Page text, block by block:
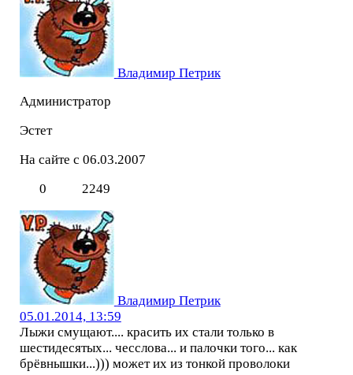
Владимир Петрик
Администратор
Эстет
На сайте с 06.03.2007
0
2249
Владимир Петрик
05.01.2014, 13:59
Лыжи смущают.... красить их стали только в
шестидесятых... чесслова... и палочки того... как
брёвнышки...))) может их из тонкой проволоки